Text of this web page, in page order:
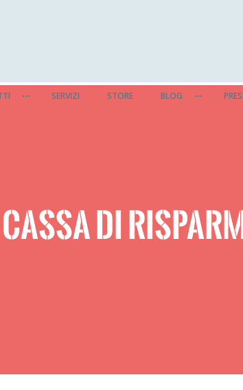
SERVIZI STORE BLOG
DI